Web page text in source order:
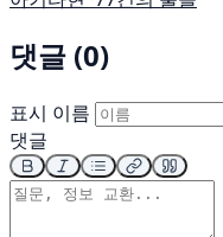
댓글 (0)
표시 이름
댓글